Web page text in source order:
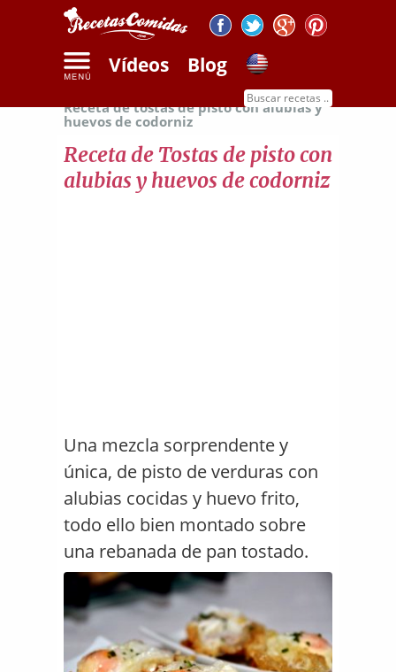
Vídeos Blog
Recetas de verduras y frutas
Receta de tostas de pisto con alubias y
huevos de codorniz
Receta de Tostas de pisto con
alubias y huevos de codorniz
Una mezcla sorprendente y
única, de pisto de verduras con
alubias cocidas y huevo frito,
todo ello bien montado sobre
una rebanada de pan tostado.